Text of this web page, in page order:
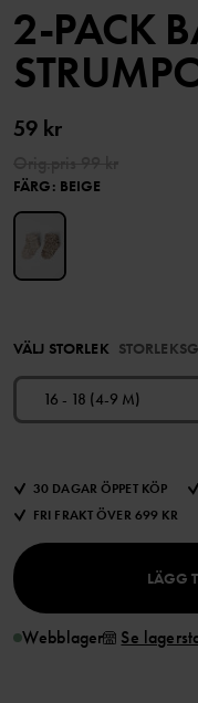
2-PACK
59 kr
FÄRG: BEIGE
VÄLJ STORLEK
16 - 18 (4-9 M)
30 DAGAR ÖPPET KÖP
FRI FRAKT ÖVER 699 KR
LÄGG
Webblager Se